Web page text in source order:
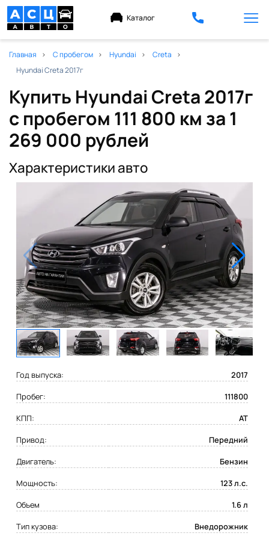
Каталог
Главная С пробегом Hyundai
Creta
Hyundai Creta 2017г
Купить Hyundai Creta 2017г
с пробегом 111 800 км за 1
269 000 рублей
Характеристики авто
Год выпуска:
2017
Пробег:
111800
КПП:
AT
Привод:
Передний
Двигатель:
Бензин
Мощность:
123 л.с.
Объем
1.6 л
Тип кузова:
Внедорожник